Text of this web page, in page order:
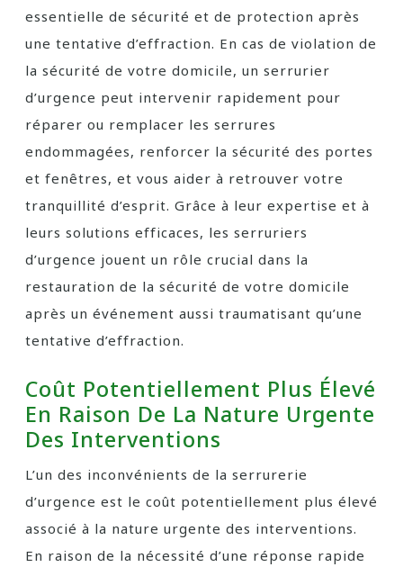
essentielle de sécurité et de protection après
une tentative d’effraction. En cas de violation de
la sécurité de votre domicile, un serrurier
d’urgence peut intervenir rapidement pour
réparer ou remplacer les serrures
endommagées, renforcer la sécurité des portes
et fenêtres, et vous aider à retrouver votre
tranquillité d’esprit. Grâce à leur expertise et à
leurs solutions efficaces, les serruriers
d’urgence jouent un rôle crucial dans la
restauration de la sécurité de votre domicile
après un événement aussi traumatisant qu’une
tentative d’effraction.
Coût Potentiellement Plus Élevé
En Raison De La Nature Urgente
Des Interventions
L’un des inconvénients de la serrurerie
d’urgence est le coût potentiellement plus élevé
associé à la nature urgente des interventions.
En raison de la nécessité d’une réponse rapide